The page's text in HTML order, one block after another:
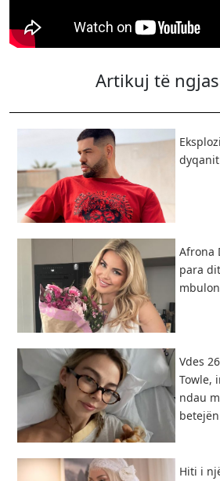
Artikuj të
Afrona
para
Vdes
Towle,
ndau
Hiti i